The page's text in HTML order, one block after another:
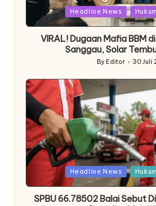
Posted
in
Headline News
VIRAL! Dugaan Mafia BBM
Sanggau, Solar
Posted
by
By Editor 30 Juli
Posted
Headline News
SPBU 66.78502 Balai Sebut